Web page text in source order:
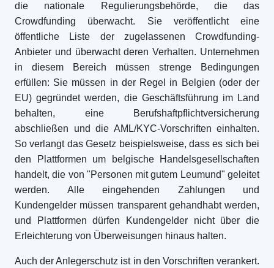
die nationale Regulierungsbehörde, die das
Crowdfunding überwacht. Sie veröffentlicht eine
öffentliche Liste der zugelassenen Crowdfunding-
Anbieter und überwacht deren Verhalten. Unternehmen
in diesem Bereich müssen strenge Bedingungen
erfüllen: Sie müssen in der Regel in Belgien (oder der
EU) gegründet werden, die Geschäftsführung im Land
behalten, eine Berufshaftpflichtversicherung
abschließen und die AML/KYC-Vorschriften einhalten.
So verlangt das Gesetz beispielsweise, dass es sich bei
den Plattformen um belgische Handelsgesellschaften
handelt, die von "Personen mit gutem Leumund" geleitet
werden. Alle eingehenden Zahlungen und
Kundengelder müssen transparent gehandhabt werden,
und Plattformen dürfen Kundengelder nicht über die
Erleichterung von Überweisungen hinaus halten.
Auch der Anlegerschutz ist in den Vorschriften verankert.